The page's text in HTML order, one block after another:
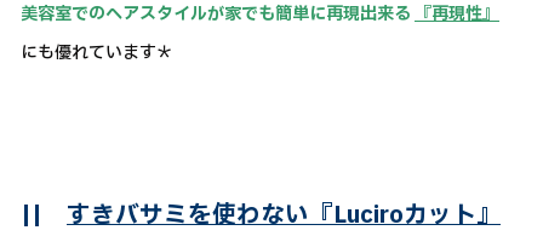
美容室でのヘアスタイルが家でも簡単に再現出来る『再現性』
にも優れています＊
|| すきバサミを使わない『Luciroカット』